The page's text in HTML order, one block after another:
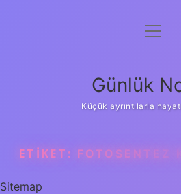
Anasayfa
Yasal Uyarı
menüyü
Günlük
Küçük ayrıntılarla
ETIKET: FOTOSENTEZ
Sitemap